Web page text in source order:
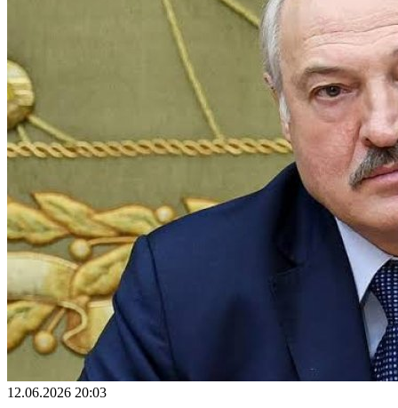
12.06.2026 20:03